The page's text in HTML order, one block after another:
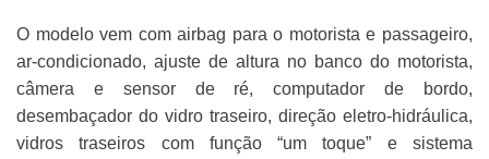
O modelo vem com airbag para o motorista e passageiro,
ar-condicionado, ajuste de altura no banco do motorista,
câmera e sensor de ré, computador de bordo,
desembaçador do vidro traseiro, direção eletro-hidráulica,
vidros traseiros com função “um toque” e sistema